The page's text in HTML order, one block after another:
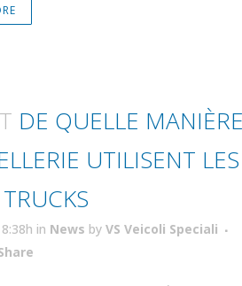
DE QUELLE
UTILISENT LES
in News by VS Veicoli Speciali
Attiva comando